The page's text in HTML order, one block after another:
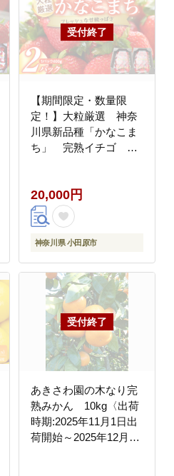
【期間限定・数量限
定！】大粒厳選 神奈
川県新品種「かなこま
ち」 完熟イチゴ
20,000円
神奈川県 小田原市
あきさわ園の木なり完
熟みかん 10kg〈出荷
時期:2025年11月1日出
荷開始～2025年12月15